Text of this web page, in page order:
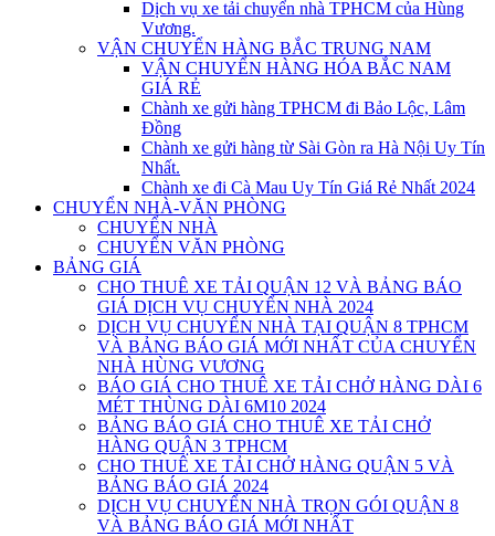
Dịch vụ xe tải chuyển nhà TPHCM của Hùng
Vương.
VẬN CHUYỂN HÀNG BẮC TRUNG NAM
VẬN CHUYỂN HÀNG HÓA BẮC NAM
GIÁ RẺ
Chành xe gửi hàng TPHCM đi Bảo Lộc, Lâm
Đồng
Chành xe gửi hàng từ Sài Gòn ra Hà Nội Uy Tín
Nhất.
Chành xe đi Cà Mau Uy Tín Giá Rẻ Nhất 2024
CHUYỂN NHÀ-VĂN PHÒNG
CHUYỂN NHÀ
CHUYỂN VĂN PHÒNG
BẢNG GIÁ
CHO THUÊ XE TẢI QUẬN 12 VÀ BẢNG BÁO
GIÁ DỊCH VỤ CHUYỂN NHÀ 2024
DỊCH VỤ CHUYỂN NHÀ TẠI QUẬN 8 TPHCM
VÀ BẢNG BÁO GIÁ MỚI NHẤT CỦA CHUYỂN
NHÀ HÙNG VƯƠNG
BÁO GIÁ CHO THUÊ XE TẢI CHỞ HÀNG DÀI 6
MÉT THÙNG DÀI 6M10 2024
BẢNG BÁO GIÁ CHO THUÊ XE TẢI CHỞ
HÀNG QUẬN 3 TPHCM
CHO THUÊ XE TẢI CHỞ HÀNG QUẬN 5 VÀ
BẢNG BÁO GIÁ 2024
DỊCH VỤ CHUYỂN NHÀ TRỌN GÓI QUẬN 8
VÀ BẢNG BÁO GIÁ MỚI NHẤT